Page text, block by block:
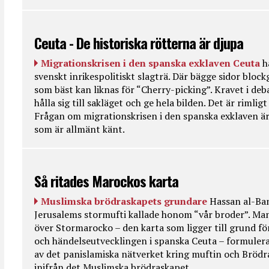
Ceuta - De historiska rötterna är djupa
Migrationskrisen i den spanska exklaven Ceuta
svenskt inrikespolitiskt slagträ. Där bägge sidor
som bäst kan liknas för “Cherry-picking”. Kravet i
hålla sig till sakläget och ge hela bilden. Det är
Frågan om migrationskrisen i den spanska exklaven
som är allmänt känt.
Så ritades Marockos karta
Muslimska brödraskapets grundareHassan al-
Jerusalems stormufti kallade honom “vår broder”.
över Stormarocko – den karta som ligger till grund
och händelseutvecklingen i spanska Ceuta –
av det panislamiska nätverket kring muftin och